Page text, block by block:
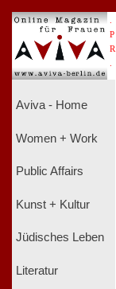
P
R
Aviva - Home
Women + Work
Public Affairs
Kunst + Kultur
Jüdisches Leben
Literatur